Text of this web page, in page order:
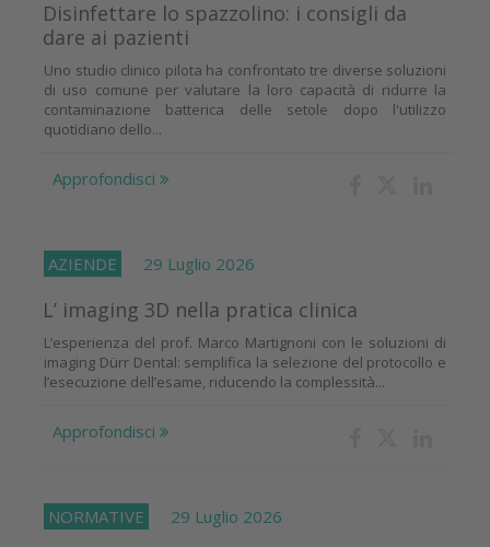
Disinfettare lo spazzolino: i consigli da
dare ai pazienti
Uno studio clinico pilota ha confrontato tre diverse soluzioni
di uso comune per valutare la loro capacità di ridurre la
contaminazione batterica delle setole dopo l'utilizzo
quotidiano dello...
Approfondisci
AZIENDE 29 Luglio 2026
L’ imaging 3D nella pratica clinica
L’esperienza del prof. Marco Martignoni con le soluzioni di
imaging Dürr Dental: semplifica la selezione del protocollo e
l’esecuzione dell’esame, riducendo la complessità...
Approfondisci
NORMATIVE 29 Luglio 2026